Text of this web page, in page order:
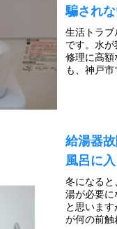
騙され
生活トラ
です。水が
修理に高額
も、神戸
給湯器
風呂に
冬になる
湯が必要
と思いま
が何の前触